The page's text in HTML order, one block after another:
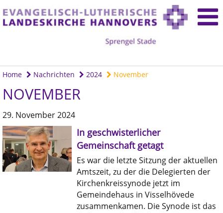
Home Nachrichten 2024 November
NOVEMBER
29. November 2024
In geschwisterlicher
Gemeinschaft getagt
Es war die letzte Sitzung der aktuellen
Amtszeit, zu der die Delegierten der
Kirchenkreissynode jetzt im
Gemeindehaus in Visselhövede
zusammenkamen. Die Synode ist das